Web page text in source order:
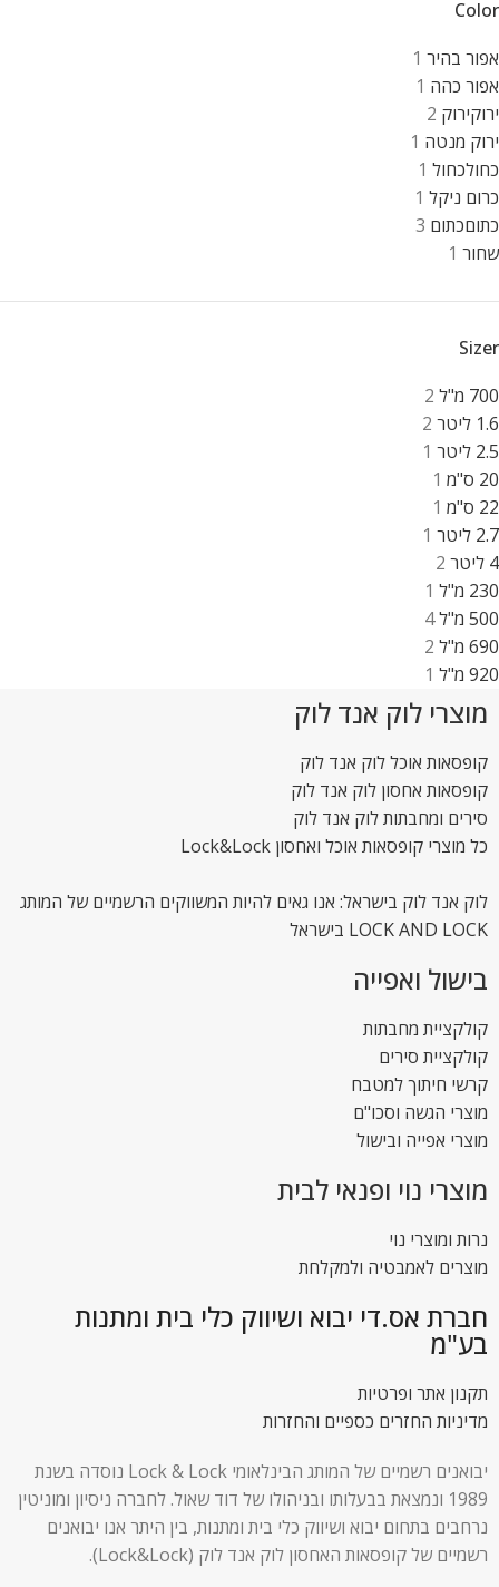
Color
אפור בהיר 1
אפור כהה 1
ירוקירוק 2
ירוק מנטה 1
כחולכחול 1
כרום ניקל 1
כתוםכתום 3
שחור 1
Sizer
700 מ"ל
2
1.6 ליטר
2
2.5 ליטר
1
20 ס"מ
1
22 ס"מ
1
2.7 ליטר
1
4 ליטר
2
230 מ"ל
1
500 מ"ל
4
690 מ"ל
2
920 מ"ל
1
מוצרי לוק אנד לוק
קופסאות אוכל לוק אנד לוק
קופסאות אחסון לוק אנד לוק
סירים ומחבתות לוק אנד לוק
כל מוצרי קופסאות אוכל ואחסון Lock&Lock
לוק אנד לוק בישראל: אנו גאים להיות המשווקים הרשמיים של המותג
LOCK AND LOCK בישראל
בישול ואפייה
קולקציית מחבתות
קולקציית סירים
קרשי חיתוך למטבח
מוצרי הגשה וסכו"ם
מוצרי אפייה ובישול
מוצרי נוי ופנאי לבית
נרות ומוצרי נוי
מוצרים לאמבטיה ולמקלחת
חברת אס.די יבוא ושיווק כלי בית ומתנות
בע"מ
תקנון אתר ופרטיות
מדיניות החזרים כספיים והחזרות
יבואנים רשמיים של המותג הבינלאומי Lock & Lock נוסדה בשנת
1989 ונמצאת בבעלותו ובניהולו של דוד שאול. לחברה ניסיון ומוניטין
נרחבים בתחום יבוא ושיווק כלי בית ומתנות, בין היתר אנו יבואנים
רשמיים של קופסאות האחסון לוק אנד לוק (Lock&Lock).